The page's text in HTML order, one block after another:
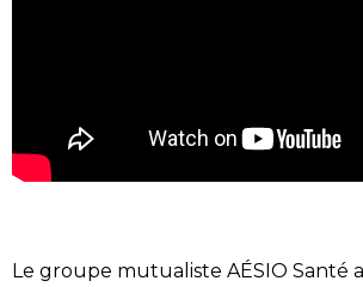
Le groupe mutualiste AÉSIO Santé